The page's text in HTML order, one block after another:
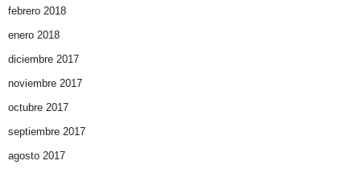
febrero 2018
enero 2018
diciembre 2017
noviembre 2017
octubre 2017
septiembre 2017
agosto 2017